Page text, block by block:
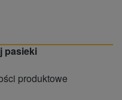
pasieki
produktowe